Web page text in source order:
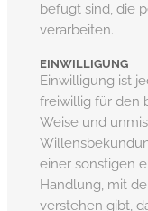
befugt sind, die
verarbeiten.
EINWILLIGUNG
Einwilligung ist
freiwillig für den
Weise und
einer sonstigen
Handlung, mit
verstehen gibt,